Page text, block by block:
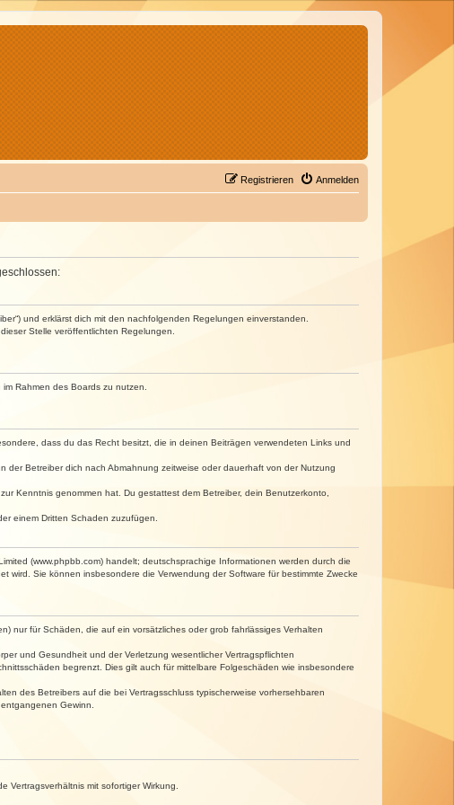
Anmelden
Registrieren
und erklärst dich mit den nachfolgenden Regelungen einverstanden.
Stelle veröffentlichten Regelungen.
Rahmen des Boards zu nutzen.
dass du das Recht besitzt, die in deinen Beiträgen verwendeten Links und
Betreiber dich nach Abmahnung zeitweise oder dauerhaft von der Nutzung
Kenntnis genommen hat. Du gestattest dem Betreiber, dein Benutzerkonto,
einem Dritten Schaden zuzufügen.
(www.phpbb.com) handelt; deutschsprachige Informationen werden durch die
wird. Sie können insbesondere die Verwendung der Software für bestimmte Zwecke
nur für Schäden, die auf ein vorsätzliches oder grob fahrlässiges Verhalten
und Gesundheit und der Verletzung wesentlicher Vertragspflichten
begrenzt. Dies gilt auch für mittelbare Folgeschäden wie insbesondere
des Betreibers auf die bei Vertragsschluss typischerweise vorhersehbaren
Gewinn.
Vertragsverhältnis mit sofortiger Wirkung.